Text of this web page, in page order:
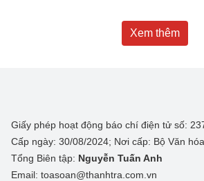
Xem thêm
Giấy phép hoạt động báo chí điện tử số:
Cấp ngày: 30/08/2024; Nơi cấp: Bộ Văn
Tổng Biên tập: Nguyễn Tuấn Anh
Email: toasoan@thanhtra.com.vn